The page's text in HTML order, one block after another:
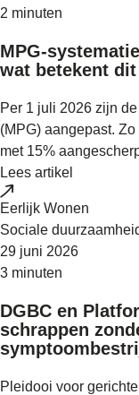
2 minuten
MPG-
wat betekent dit
Per 1 juli 2026 zijn
(MPG) aangepast.
met 15%
Lees artikel
Eerlijk Wonen
Sociale
29 juni 2026
3 minuten
DGBC en
schrappen
Pleidooi voor